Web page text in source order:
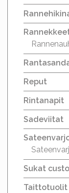
Reput
Rintanapit
Sadeviitat
Sukat
Taittotuolit